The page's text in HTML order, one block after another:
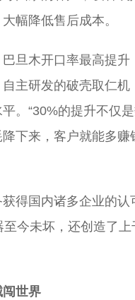
幅降低售后成本。
旦木开口率最高提升
主研发的破壳取仁机
。“30%的提升不仅
下来，客户就能多赚
得国内诸多企业的认
今未坏，还创造了上
世界